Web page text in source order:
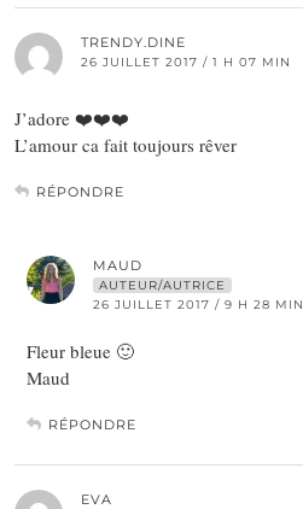
TRENDY.DINE
26 JUILLET 2017 / 1 H 07 MIN
J’adore ❤️❤️❤️
L’amour ca fait toujours rêver
RÉPONDRE
MAUD
AUTEUR/AUTRICE
26 JUILLET 2017 / 9 H 28 MIN
Fleur bleue 🙂
Maud
RÉPONDRE
EVA